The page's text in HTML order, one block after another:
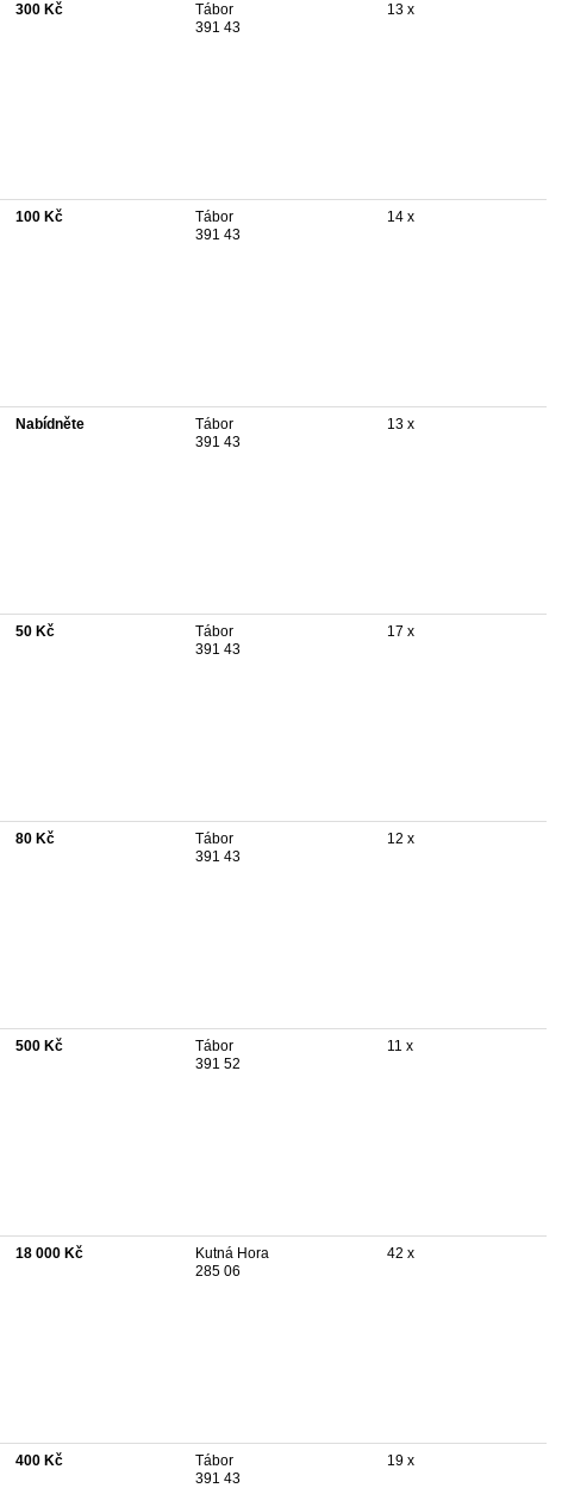
300 Kč
Tábor
391 43
13 x
100 Kč
Tábor
391 43
14 x
Nabídněte
Tábor
391 43
13 x
50 Kč
Tábor
391 43
17 x
80 Kč
Tábor
391 43
12 x
500 Kč
Tábor
391 52
11 x
18 000 Kč
Kutná Hora
285 06
42 x
400 Kč
Tábor
391 43
19 x